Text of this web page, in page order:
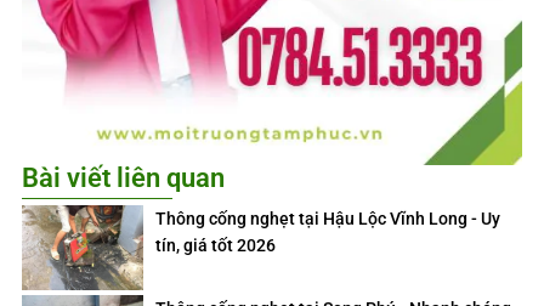
Bài viết liên quan
Thông cống nghẹt tại Hậu Lộc Vĩnh Long - Uy
tín, giá tốt 2026